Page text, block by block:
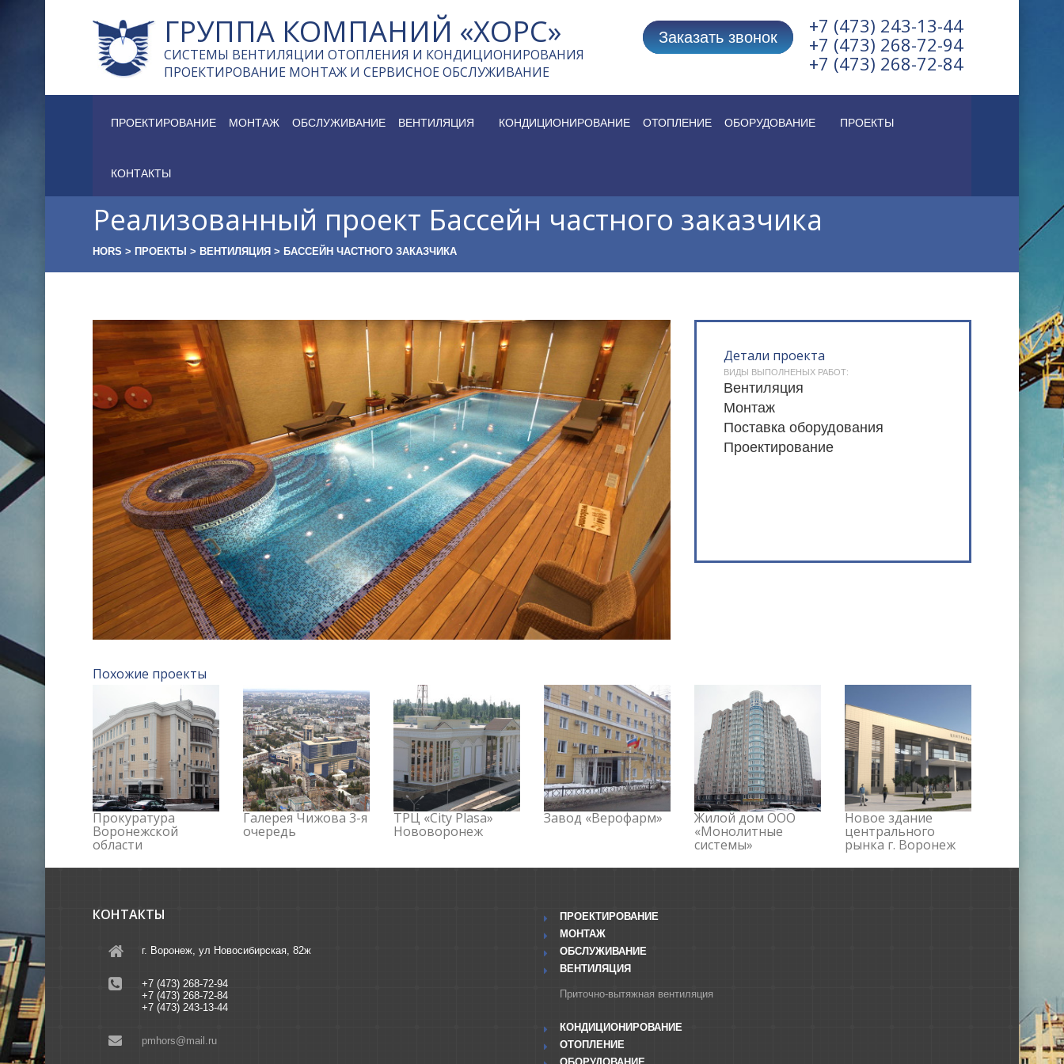
ГРУППА КОМПАНИЙ «ХОРС»
СИСТЕМЫ ВЕНТИЛЯЦИИ ОТОПЛЕНИЯ И КОНДИЦИОНИРОВАНИЯ
ПРОЕКТИРОВАНИЕ МОНТАЖ И СЕРВИСНОЕ ОБСЛУЖИВАНИЕ
+7 (473) 243-13-44
+7 (473) 268-72-94
+7 (473) 268-72-84
Заказать звонок
ПРОЕКТИРОВАНИЕ МОНТАЖ ОБСЛУЖИВАНИЕ ВЕНТИЛЯЦИЯ КОНДИЦИОНИРОВАНИЕ ОТОПЛЕНИЕ ОБОРУДОВАНИЕ ПРОЕКТЫ
КОНТАКТЫ
Реализованный проект Бассейн частного заказчика
HORS > ПРОЕКТЫ > ВЕНТИЛЯЦИЯ > БАССЕЙН ЧАСТНОГО ЗАКАЗЧИКА
Детали проекта
ВИДЫ ВЫПОЛНЕНЫХ РАБОТ:
Вентиляция
Монтаж
Поставка оборудования
Проектирование
Похожие проекты
Прокуратура
Воронежской
области
Галерея Чижова 3-я
очередь
ТРЦ «City Plasa»
Нововоронеж
Завод «Верофарм» Жилой дом ООО
«Монолитные
системы»
Новое здание
центрального
рынка г. Воронеж
КОНТАКТЫ
г. Воронеж, ул Новосибирская, 82ж
+7 (473) 268-72-94
+7 (473) 268-72-84
+7 (473) 243-13-44
pmhors@mail.ru
ПРОЕКТИРОВАНИЕ
МОНТАЖ
ОБСЛУЖИВАНИЕ
ВЕНТИЛЯЦИЯ
Приточно-вытяжная вентиляция
КОНДИЦИОНИРОВАНИЕ
ОТОПЛЕНИЕ